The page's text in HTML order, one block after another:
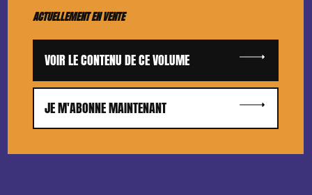
ACTUELLEMENT EN VENTE
VOIR LE CONTENU DE CE VOLUME
JE M'ABONNE MAINTENANT